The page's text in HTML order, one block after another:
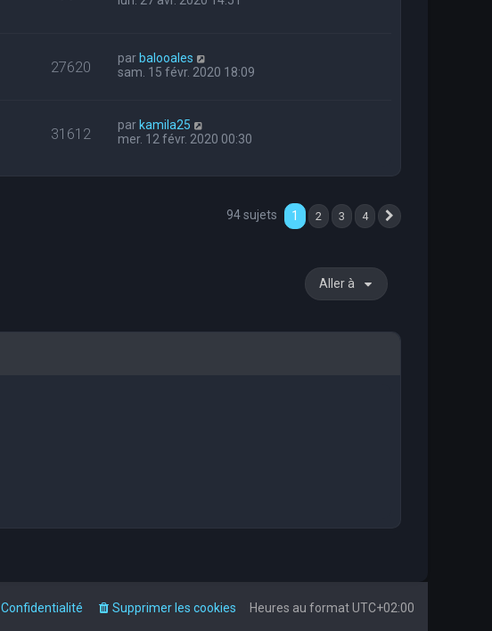
27620 par balooales
sam. 15 févr. 2020 18:09
31612 par kamila25
mer. 12 févr. 2020 00:30
94 sujets 1 2 3 4
Aller à
Heures au formatUTC+02:00
Supprimer les cookies
Confidentialité